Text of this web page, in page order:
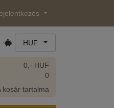
HUF
0,- HUF
0
kosár tartalma